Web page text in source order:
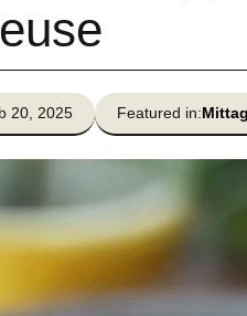
20, 2025 Featured in: